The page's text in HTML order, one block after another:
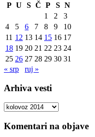
P U S Č P S N
1
2
3
4
5 6 7 8 9
10
11 12 13 14 15 16 17
18 19 20 21 22 23 24
25 26 27 28 29 30 31
« srp
ruj »
Arhiva vesti
Arhiva
Komentari na objave